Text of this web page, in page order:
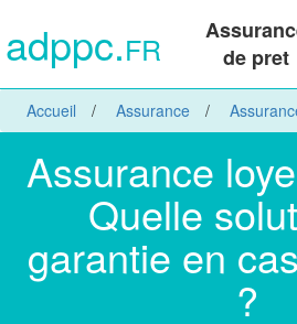
adppc.FR
de pret
Accueil Assurance
Assurance
Quelle
garantie en
?